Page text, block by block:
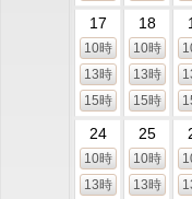
17
10時
13時
15時
18
10時
13時
15時
24
10時
13時
25
10時
13時